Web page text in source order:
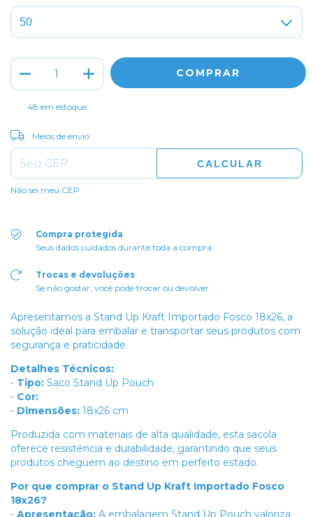
48 em estoque
Entregas para o CEP:
Meios de envio
CALCULAR
Não sei meu CEP
Compra protegida
Seus dados cuidados durante toda a compra.
Trocas e devoluções
Se não gostar, você pode trocar ou devolver.
Apresentamos a Stand Up Kraft Importado Fosco 18x26, a
solução ideal para embalar e transportar seus produtos com
segurança e praticidade.
Detalhes Técnicos:
- Tipo: Saco Stand Up Pouch
- Cor:
- Dimensões: 18x26 cm
Produzida com materiais de alta qualidade, esta sacola
oferece resistência e durabilidade, garantindo que seus
produtos cheguem ao destino em perfeito estado.
Por que comprar o Stand Up Kraft Importado Fosco
18x26?
- Apresentação: A embalagem Stand Up Pouch valoriza